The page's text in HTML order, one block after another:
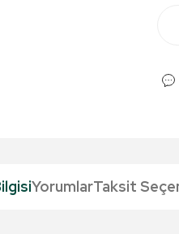
YorumlarTaksit